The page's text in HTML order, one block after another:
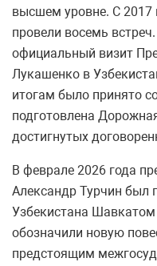
высшем уровне. С 2017
провели восемь
официальный визит
Лукашенко в
итогам было принято
подготовлена
достигнутых
В феврале 2026 года
Александр Турчин был
Узбекистана
обозначили новую
предстоящим